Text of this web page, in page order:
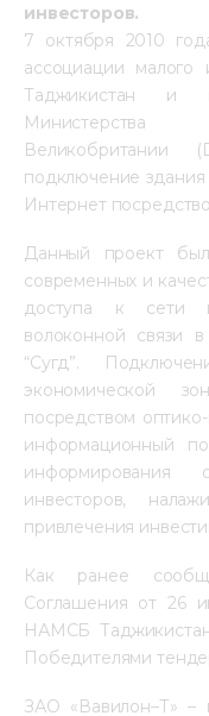
инвесторов.
7 октября 2010
ассоциации
Таджикистан и
Министерства
Великобритании
подключение
Интернет
Данный проект
современных и
доступа к сети
волоконной связи
“Сугд”.
экономической
посредством
информационный
информирования
инвесторов,
привлечения
Как ранее
Соглашения от 26
НАМСБ
Победителями
ЗАО «Вавилон–Т» –